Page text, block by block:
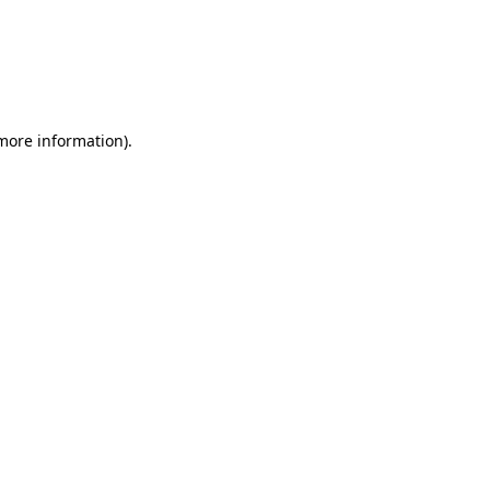
information).